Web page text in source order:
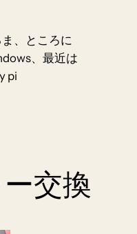
、ところに
、最近は
pi
交換